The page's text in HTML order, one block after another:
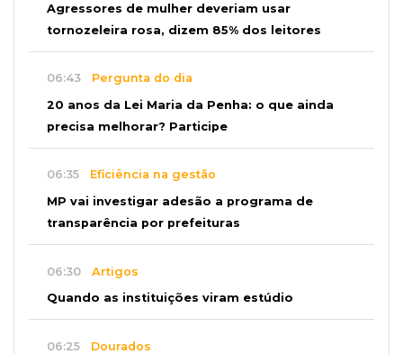
Agressores de mulher deveriam usar
tornozeleira rosa, dizem 85% dos leitores
06:43 Pergunta do dia
20 anos da Lei Maria da Penha: o que ainda
precisa melhorar? Participe
06:35 Eficiência na gestão
MP vai investigar adesão a programa de
transparência por prefeituras
06:30 Artigos
Quando as instituições viram estúdio
06:25 Dourados